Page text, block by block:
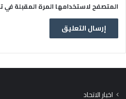
المتصفح لاستخدامها المرة المقبلة في
اخبار الاتحاد